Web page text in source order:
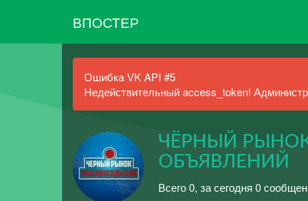
ВПОСТЕР
Ошибка VK API #5
Недействительный access_token!
ЧЁРНЫЙ
ОБЪЯВЛЕНИЙ
Всего 0, за сегодня 0